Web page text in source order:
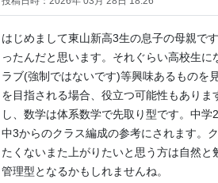
はじめまして東山新高3生の息子の母親で
ったんだと思います。それぐらい高校生
ラブ(強制ではないです)等興味あるものを
を目指される場合、役立つ可能性もあり
し、数学は体系数学で先取り型です。中
中3からのクラス編成の参考にされます。
たくないまた上がりたいと思う方は自然
管理型となるかもしれませんね。